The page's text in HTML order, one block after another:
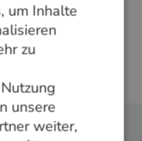
Let op, wij leveren
GERMAN
ENGLISH
um Inhalte
zu
unsere
weiter,